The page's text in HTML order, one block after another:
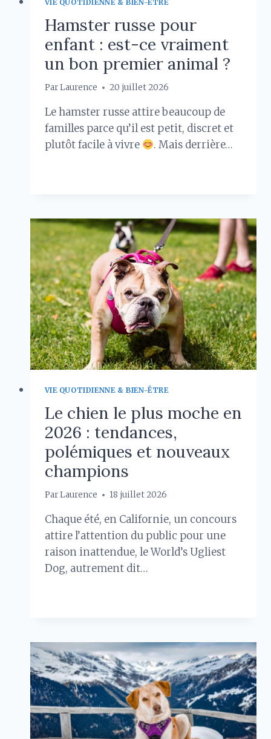
VIE QUOTIDIENNE & BIEN-ÊTRE
Hamster russe pour
enfant : est-ce vraiment
un bon premier animal ?
Par Laurence 20 juillet 2026
Le hamster russe attire beaucoup de
familles parce qu’il est petit, discret et
plutôt facile à vivre
. Mais derrière…
:
EST-
CE
VRAIMENT
UN
BON
PREMIER
ANIMAL
?
VIE QUOTIDIENNE & BIEN-ÊTRE
Le chien le plus moche en
2026 : tendances,
polémiques et nouveaux
champions
Par Laurence 18 juillet 2026
Chaque été, en Californie, un concours
attire l’attention du public pour une
raison inattendue, le World’s Ugliest
Dog, autrement dit…
MOCHE
EN
2026
:
TENDANCES,
POLÉMIQUES
ET
NOUVEAUX